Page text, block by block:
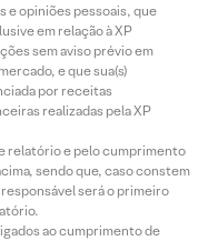
e opiniões pessoais, que
em relação à XP
sem aviso prévio em
e que sua(s)
por receitas
realizadas pela XP
relatório e pelo cumprimento
sendo que, caso constem
será o primeiro
ao cumprimento de